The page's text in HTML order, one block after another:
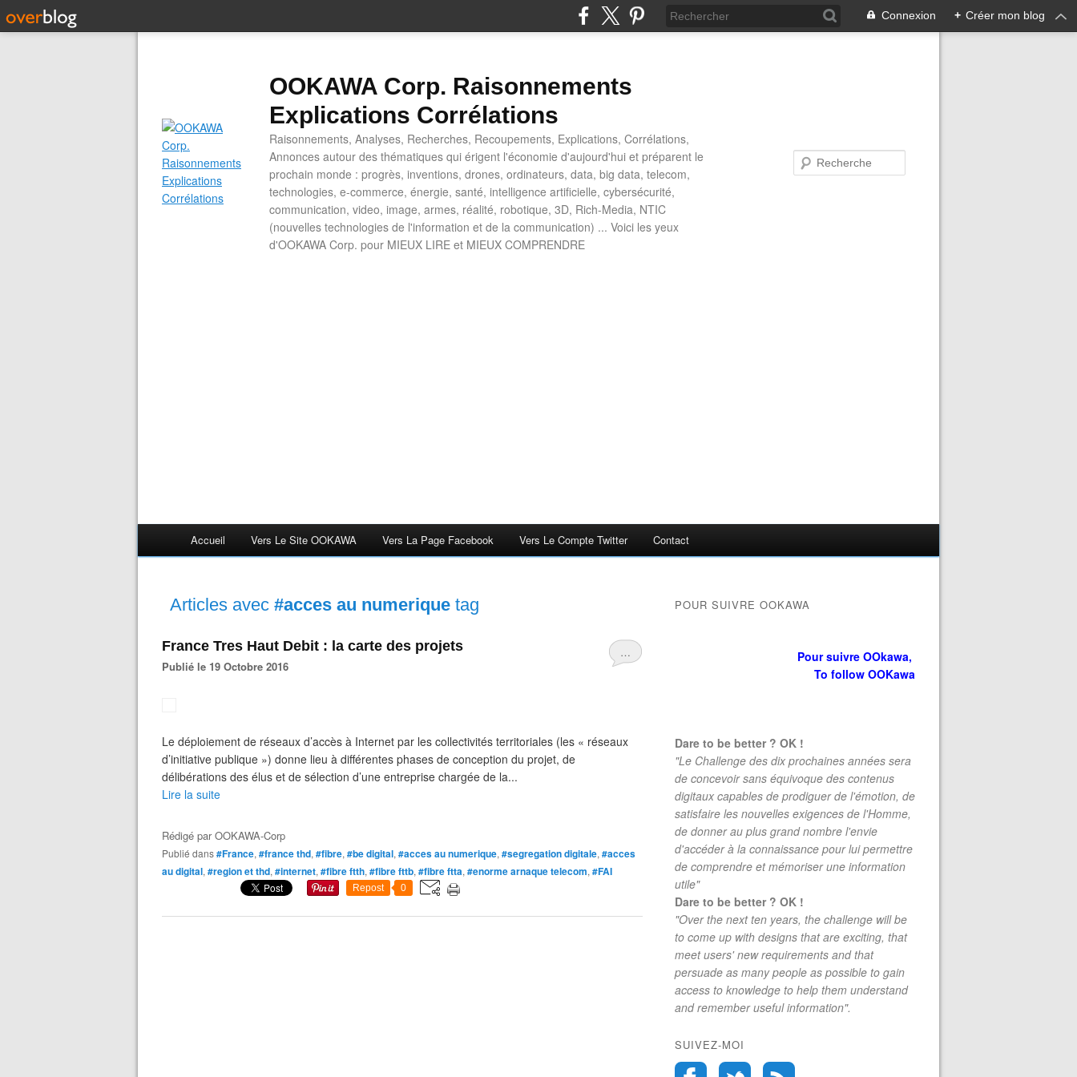
Connexion + Créer mon blog
OOKAWA Corp. Raisonnements
Explications Corrélations
Raisonnements, Analyses, Recherches, Recoupements, Explications, Corrélations,
Annonces autour des thématiques qui érigent l'économie d'aujourd'hui et préparent le
prochain monde : progrès, inventions, drones, ordinateurs, data, big data, telecom,
technologies, e-commerce, énergie, santé, intelligence artificielle, cybersécurité,
communication, video, image, armes, réalité, robotique, 3D, Rich-Media, NTIC
(nouvelles technologies de l'information et de la communication) ... Voici les yeux
d'OOKAWA Corp. pour MIEUX LIRE et MIEUX COMPRENDRE
Accueil Vers Le Site OOKAWA Vers La Page Facebook Vers Le Compte Twitter Contact
Articles avec #acces au numerique tag
…
France Tres Haut Debit : la carte des projets
Publié le 19 Octobre 2016
Le déploiement de réseaux d’accès à Internet par les collectivités territoriales (les « réseaux
d’initiative publique ») donne lieu à différentes phases de conception du projet, de
délibérations des élus et de sélection d’une entreprise chargée de la...
Lire la suite
Rédigé parOOKAWA-Corp
Publié dans#France, #france thd, #fibre, #be digital, #acces au numerique, #segregation digitale, #acces
au digital, #region et thd, #internet, #fibre ftth, #fibre fttb, #fibre ftta, #enorme arnaque telecom, #FAI
Repost 0
POUR SUIVRE OOKAWA
Pour suivre OOkawa,
To follow OOKawa
Dare to be better ? OK !
"Le Challenge des dix prochaines années sera
de concevoir sans équivoque des contenus
digitaux capables de prodiguer de l'émotion, de
satisfaire les nouvelles exigences de l'Homme,
de donner au plus grand nombre l'envie
d'accéder à la connaissance pour lui permettre
de comprendre et mémoriser une information
utile"
Dare to be better ? OK !
"Over the next ten years, the challenge will be
to come up with designs that are exciting, that
meet users' new requirements and that
persuade as many people as possible to gain
access to knowledge to help them understand
and remember useful information".
SUIVEZ-MOI